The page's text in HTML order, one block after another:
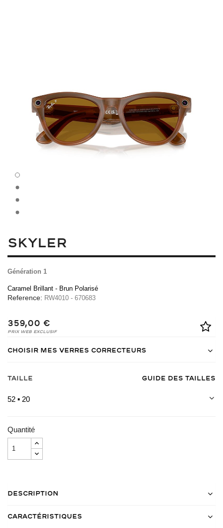
SKYLER
Génération 1
Caramel Brillant - Brun Polarisé
Reference: RW4010 - 670683
359,00 €
Prix Web Exclusif
Choisir mes verres correcteurs
Taille Guide des tailles
52 ▪ 20
Quantité
Description
Caractéristiques